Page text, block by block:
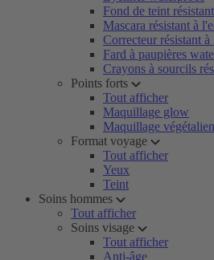
Fond de teint
Mascara résistant à
Correcteur résistant à
Fard à paupières
Crayons à sourcils
Points forts
Tout afficher
Maquillage glow
Maquillage végétalien
Format voyage
Tout afficher
Yeux
Teint
Soins hommes
Tout afficher
Soins visage
Tout afficher
Anti-âge